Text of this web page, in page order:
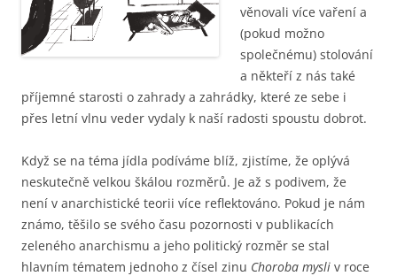
věnovali více vaření a
(pokud možno
společnému) stolování
a někteří z nás také
příjemné starosti o zahrady a zahrádky, které ze sebe i
přes letní vlnu veder vydaly k naší radosti spoustu dobrot.
Když se na téma jídla podíváme blíž, zjistíme, že oplývá
neskutečně velkou škálou rozměrů. Je až s podivem, že
není v anarchistické teorii více reflektováno. Pokud je nám
známo, těšilo se svého času pozornosti v publikacích
zeleného anarchismu a jeho politický rozměr se stal
hlavním tématem jednoho z čísel zinu Choroba mysli v roce